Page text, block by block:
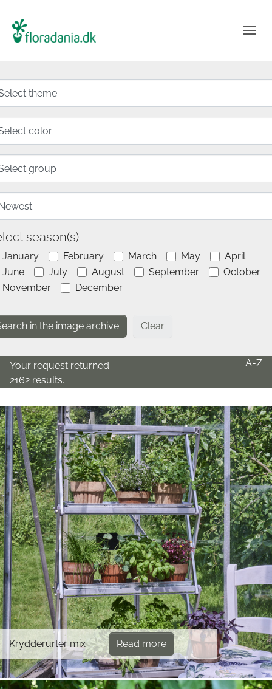
Clear
season(s)
January February March May
April
June
July August September
October
November
December
Your request returned
2162 results.
A-Z
Krydderurter mix Read more